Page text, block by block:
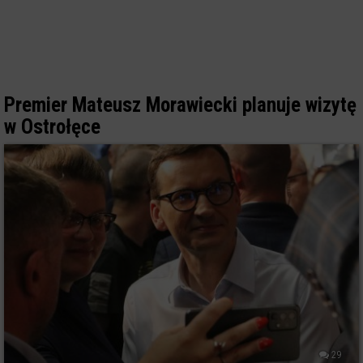
Premier Mateusz Morawiecki planuje wizytę
w Ostrołęce
29